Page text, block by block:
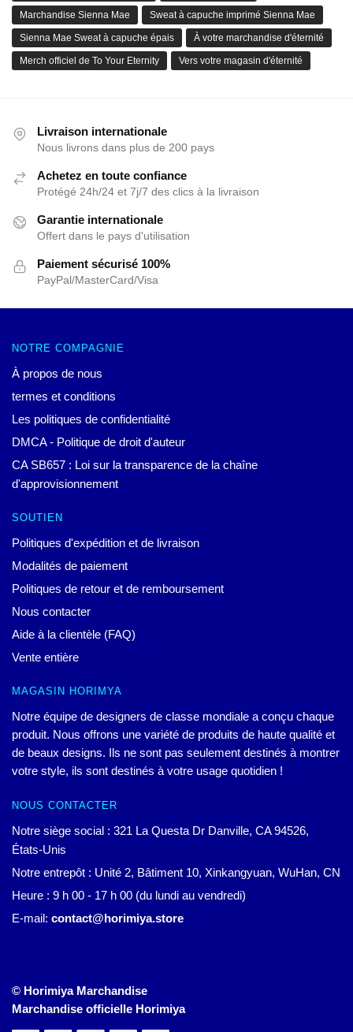
Marchandise Sienna Mae Sweat à capuche imprimé Sienna Mae
Sienna Mae Sweat à capuche épais À votre marchandise d'éternité
Merch officiel de To Your Eternity Vers votre magasin d'éternité
Livraison internationale
Nous livrons dans plus de 200 pays
Achetez en toute confiance
Protégé 24h/24 et 7j/7 des clics à la livraison
Garantie internationale
Offert dans le pays d'utilisation
Paiement sécurisé 100%
PayPal/MasterCard/Visa
NOTRE COMPAGNIE
À propos de nous
termes et conditions
Les politiques de confidentialité
DMCA - Politique de droit d'auteur
CA SB657 : Loi sur la transparence de la chaîne
d'approvisionnement
SOUTIEN
Politiques d'expédition et de livraison
Modalités de paiement
Politiques de retour et de remboursement
Nous contacter
Aide à la clientèle (FAQ)
Vente entière
MAGASIN HORIMYA
Notre équipe de designers de classe mondiale a conçu chaque
produit. Nous offrons une variété de produits de haute qualité et
de beaux designs. Ils ne sont pas seulement destinés à montrer
votre style, ils sont destinés à votre usage quotidien !
NOUS CONTACTER
Notre siège social : 321 La Questa Dr Danville, CA 94526,
États-Unis
Notre entrepôt : Unité 2, Bâtiment 10, Xinkangyuan, WuHan, CN
Heure : 9 h 00 - 17 h 00 (du lundi au vendredi)
E-mail: contact@horimiya.store
© Horimiya Marchandise
Marchandise officielle Horimiya